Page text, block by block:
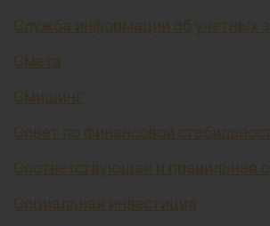
Служба информации об учетных
Смета
Смишинг
Совет по финансовой
Соответствующая и правильная
Социальная инвестиция